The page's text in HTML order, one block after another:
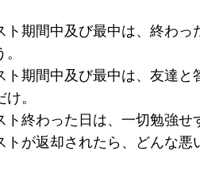
ト期間中及び最中は、終わっ
ト期間中及び最中は、友達
け。
ト終わった日は、一切勉強せ
トが返却されたら、どんな悪